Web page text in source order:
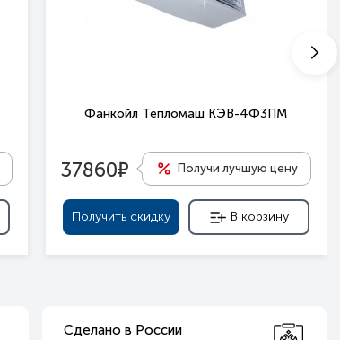
Фанкойл Тепломаш КЭВ-4Ф3ПМ
37860е Получи лучшую цену
Получить скидку В корзину
Сделано в России